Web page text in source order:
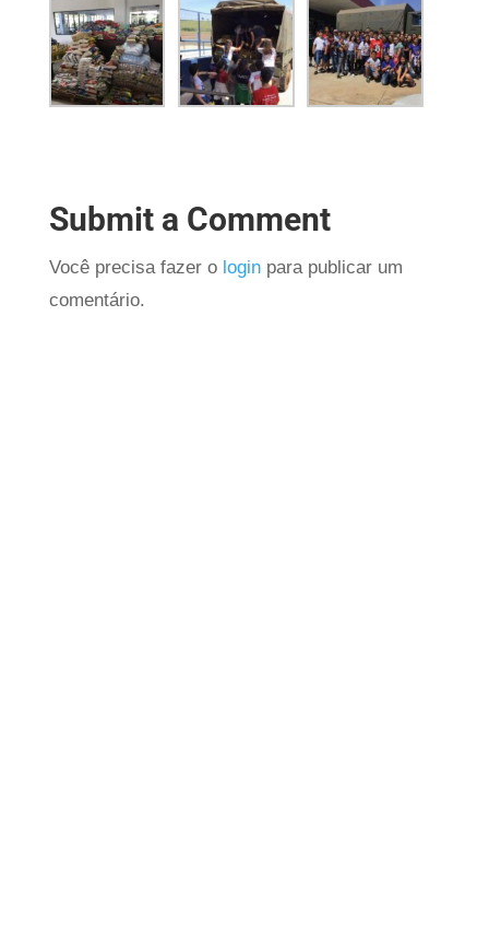
Submit a Comment
Você precisa fazer o loginpara publicar um
comentário.